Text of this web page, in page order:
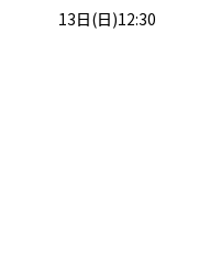
13日(日)12:30